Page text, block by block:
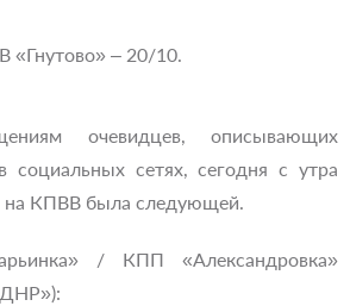
«Гнутово» – 20/10.
очевидцев, описывающих
социальных сетях, сегодня с утра
на КПВВ была следующей.
/ КПП «Александровка»